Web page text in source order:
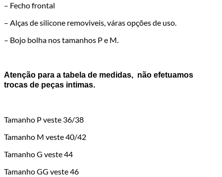
– Fecho frontal
– Alças de silicone removiveis, váras opções de uso.
– Bojo bolha nos tamanhos P e M.
Atenção para a tabela de medidas, não efetuamos
trocas de peças intimas.
Tamanho P veste 36/38
Tamanho M veste 40/42
Tamanho G veste 44
Tamanho GG veste 46